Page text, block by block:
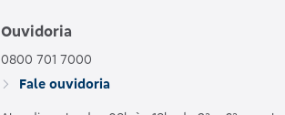
Ouvidoria
0800 701 7000
Fale ouvidoria